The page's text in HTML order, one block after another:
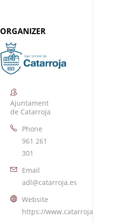
ORGANIZER
Ajuntament
de Catarroja
Phone
961 261
301
Email
adl@catarroja.es
Website
https://www.catarroja.es/